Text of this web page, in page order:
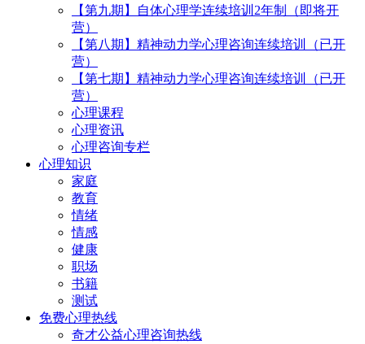
【第九期】自体心理学连续培训2年制（即将开
营）
【第八期】精神动力学心理咨询连续培训（已开
营）
【第七期】精神动力学心理咨询连续培训（已开
营）
心理课程
心理资讯
心理咨询专栏
心理知识
家庭
教育
情绪
情感
健康
职场
书籍
测试
免费心理热线
奇才公益心理咨询热线